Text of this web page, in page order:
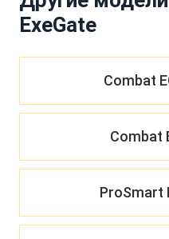
ExeGate
Combat
Combat
ProSmart